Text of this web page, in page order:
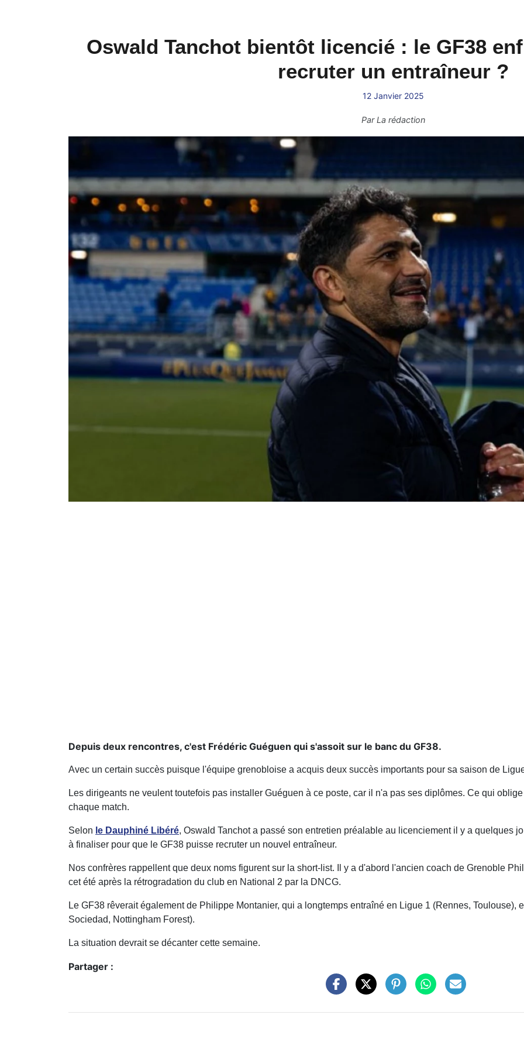
Oswald Tanchot bientôt licencié : le GF38
recruter un entraîneur ?
12 Janvier 2025
ParLa rédaction
Depuis deux rencontres, c'est Frédéric Guéguen qui s'assoit sur le banc du GF38.
Avec un certain succès puisque l'équipe grenobloise a acquis deux succès importants pour sa saison de
Les dirigeants ne veulent toutefois pas installer Guéguen à ce poste, car il n'a pas ses diplômes. Ce qui
chaque match.
Selon le Dauphiné Libéré, Oswald Tanchot a passé son entretien préalable au licenciement il y a quelques
à finaliser pour que le GF38 puisse recruter un nouvel entraîneur.
Nos confrères rappellent que deux noms figurent sur la short-list. Il y a d'abord l'ancien coach de Grenoble
cet été après la rétrogradation du club en National 2 par la DNCG.
Le GF38 rêverait également de Philippe Montanier, qui a longtemps entraîné en Ligue 1 (Rennes, Toulouse),
Sociedad, Nottingham Forest).
La situation devrait se décanter cette semaine.
Partager :